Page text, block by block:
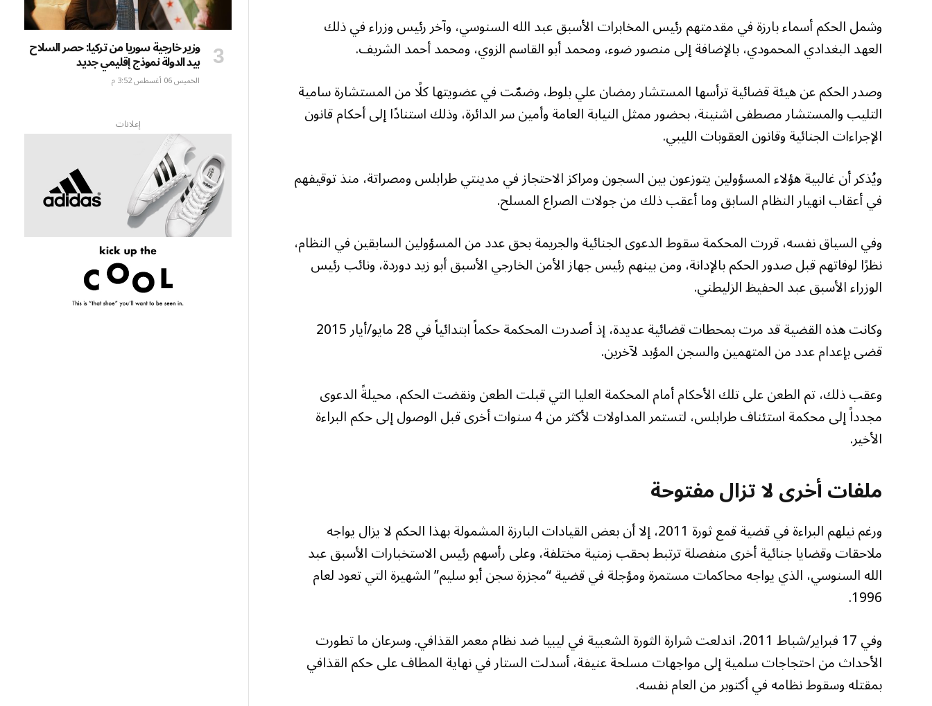
وشمل الحكم أسماء بارزة في مقدمتهم رئيس المخابرات الأسبق عبد الله السنوسي، وآخر رئيس وزراء في ذلك
العهد البغدادي المحمودي، بالإضافة إلى منصور ضوء، ومحمد أبو القاسم الزوي، ومحمد أحمد الشريف.
وصدر الحكم عن هيئة قضائية ترأسها المستشار رمضان علي بلوط، وضمّت في عضويتها كلًا من المستشارة سامية
التليب والمستشار مصطفى اشنينة، بحضور ممثل النيابة العامة وأمين سر الدائرة، وذلك استنادًا إلى أحكام قانون
الإجراءات الجنائية وقانون العقوبات الليبي.
ويُذكر أن غالبية هؤلاء المسؤولين يتوزعون بين السجون ومراكز الاحتجاز في مدينتي طرابلس ومصراتة، منذ توقيفهم
في أعقاب انهيار النظام السابق وما أعقب ذلك من جولات الصراع المسلح.
وفي السياق نفسه، قررت المحكمة سقوط الدعوى الجنائية والجريمة بحق عدد من المسؤولين السابقين في النظام،
نظرًا لوفاتهم قبل صدور الحكم بالإدانة، ومن بينهم رئيس جهاز الأمن الخارجي الأسبق أبو زيد دوردة، ونائب رئيس
الوزراء الأسبق عبد الحفيظ الزليطني.
وكانت هذه القضية قد مرت بمحطات قضائية عديدة، إذ أصدرت المحكمة حكماً ابتدائياً في 28 مايو/أيار 2015
قضى بإعدام عدد من المتهمين والسجن المؤبد لآخرين.
وعقب ذلك، تم الطعن على تلك الأحكام أمام المحكمة العليا التي قبلت الطعن ونقضت الحكم، محيلةً الدعوى
مجدداً إلى محكمة استئناف طرابلس، لتستمر المداولات لأكثر من 4 سنوات أخرى قبل الوصول إلى حكم البراءة
الأخير.
ملفات أخرى لا تزال مفتوحة
ورغم نيلهم البراءة في قضية قمع ثورة 2011، إلا أن بعض القيادات البارزة المشمولة بهذا الحكم لا يزال يواجه
ملاحقات وقضايا جنائية أخرى منفصلة ترتبط بحقب زمنية مختلفة، وعلى رأسهم رئيس الاستخبارات الأسبق عبد
الله السنوسي، الذي يواجه محاكمات مستمرة ومؤجلة في قضية “مجزرة سجن أبو سليم” الشهيرة التي تعود لعام
1996.
وفي 17 فبراير/شباط 2011، اندلعت شرارة الثورة الشعبية في ليبيا ضد نظام معمر القذافي. وسرعان ما تطورت
الأحداث من احتجاجات سلمية إلى مواجهات مسلحة عنيفة، أسدلت الستار في نهاية المطاف على حكم القذافي
بمقتله وسقوط نظامه في أكتوبر من العام نفسه.
وزير خارجية سوريا من تركيا: حصر السلاح
بيد الدولة نموذج إقليمي جديد
الخميس 06 أغسطس 3:52 م
إعلانات